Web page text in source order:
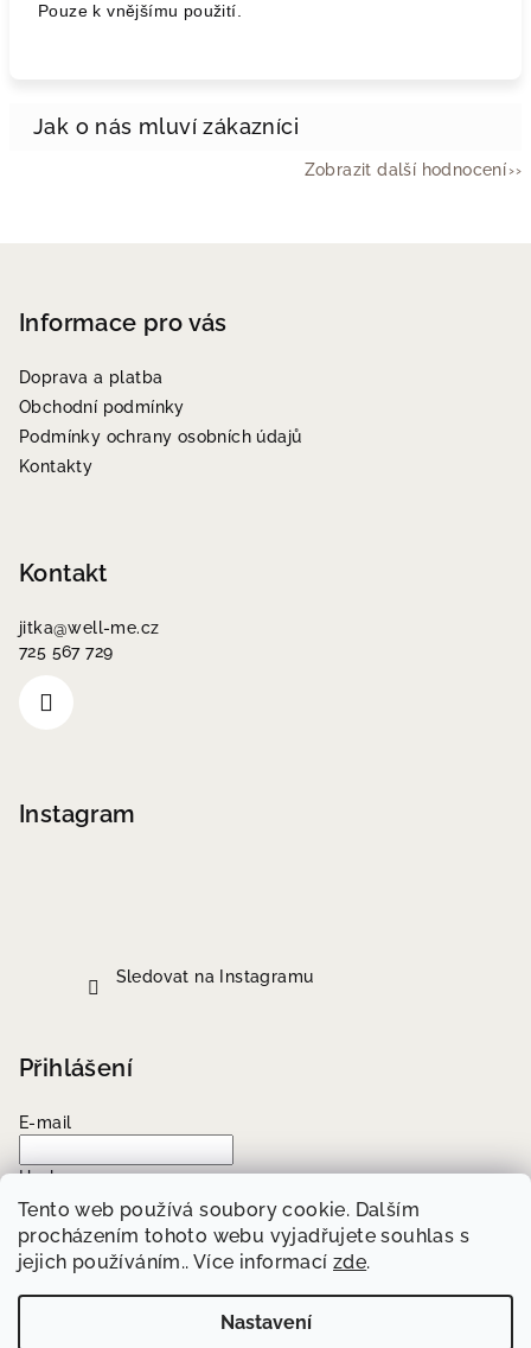
Tento web používá soubory cookie. Dalším
procházením tohoto webu vyjadřujete souhlas s
jejich používáním.. Více informací zde.
Nastavení
Pouze k vnějšímu použití.
Zobrazit další hodnocení
Informace pro vás
Doprava a platba
Obchodní podmínky
Podmínky ochrany osobních údajů
Kontakty
Kontakt
jitka@well-me.cz
725 567 729
Instagram
Sledovat na Instagramu
Přihlášení
E-mail
Heslo
Přihlásit se
Nová registraceZapomenuté heslo